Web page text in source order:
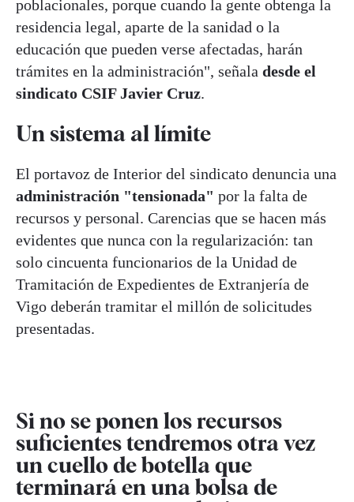
poblacionales, porque cuando la gente obtenga la
residencia legal, aparte de la sanidad o la
educación que pueden verse afectadas, harán
trámites en la administración", señala desde el
sindicato CSIF Javier Cruz.
Un sistema al límite
El portavoz de Interior del sindicato denuncia una
administración "tensionada" por la falta de
recursos y personal. Carencias que se hacen más
evidentes que nunca con la regularización: tan
solo cincuenta funcionarios de la Unidad de
Tramitación de Expedientes de Extranjería de
Vigo deberán tramitar el millón de solicitudes
presentadas.
Si no se ponen los recursos
suficientes tendremos otra vez
un cuello de botella que
terminará en una bolsa de